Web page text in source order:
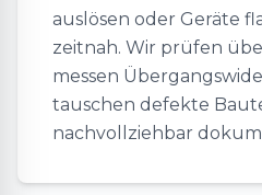
auslösen oder Geräte
zeitnah. Wir prüfen
messen
tauschen defekte
nachvollziehbar